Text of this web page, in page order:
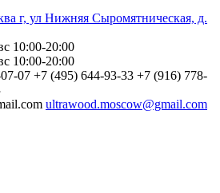
г, ул Нижняя Сыромятническая, д.
10:00-20:00
10:00-20:00
+7 (916) 778-
ultrawood.moscow@gmail.com